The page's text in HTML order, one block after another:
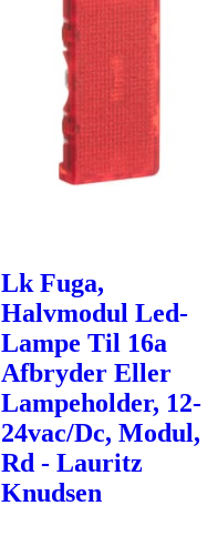
Lk Fuga,
Halvmodul Led-
Lampe Til 16a
Afbryder Eller
Lampeholder, 12-
24vac/Dc, Modul,
Rd - Lauritz
Knudsen